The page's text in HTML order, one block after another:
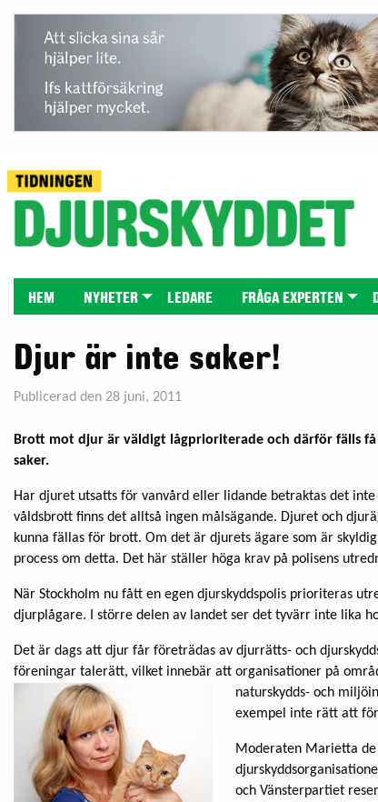
HEM NYHETER LEDARE FRÅGA EXPERTEN
Djur är inte saker!
Publicerad den 28 juni, 2011
Brott mot djur är väldigt lågprioriterade och därför fälls
saker.
Har djuret utsatts för vanvård eller lidande betraktas det
våldsbrott finns det alltså ingen målsägande. Djuret och
kunna fällas för brott. Om det är djurets ägare som är
process om detta. Det här ställer höga krav på polisens
När Stockholm nu fått en egen djurskyddspolis prioriteras
djurplågare. I större delen av landet ser det tyvärr inte lika
Det är dags att djur får företrädas av djurrätts- och
föreningar talerätt, vilket innebär att organisationer på
naturskydds- och
exempel inte rätt att
Moderaten Marietta
och Vänsterpartiet